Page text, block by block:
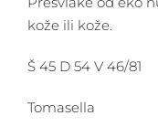
kože ili kože.
Š 45 D 54 V 46/81
Tomasella